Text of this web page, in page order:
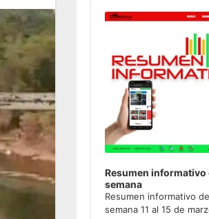
Audio
Player
Resumen informativo
semana
Resumen informativo
semana 11 al 15 de